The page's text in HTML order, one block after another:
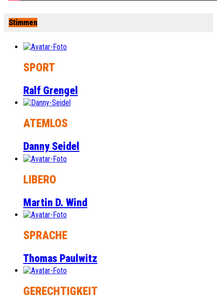
Stimmen
SPORT
Ralf Grengel
ATEMLOS
Danny Seidel
LIBERO
Martin D. Wind
SPRACHE
Thomas Paulwitz
GERECHTIGKEIT